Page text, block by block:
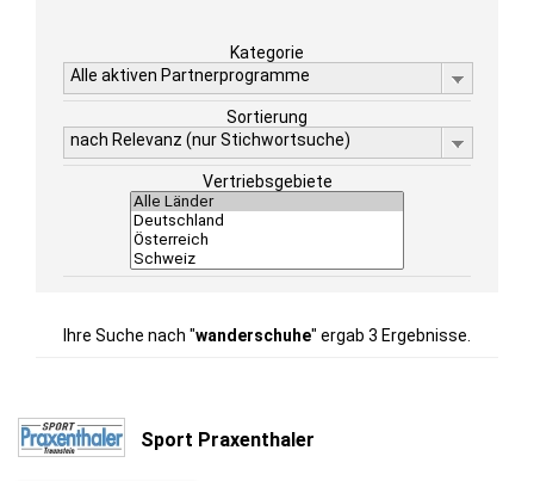
Kategorie
Alle aktiven Partnerprogramme
Sortierung
nach Relevanz (nur Stichwortsuche)
Vertriebsgebiete
Ihre Suche nach "wanderschuhe" ergab 3 Ergebnisse.
Sport Praxenthaler